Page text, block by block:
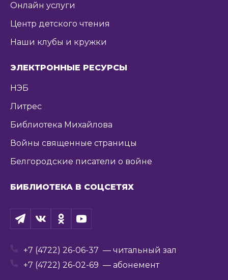
Онлайн услуги
Центр детского чтения
Наши клубы и кружки
ЭЛЕКТРОННЫЕ РЕСУРСЫ
НЭБ
Литрес
Библиотека Михайлова
Войны священные страницы
Белгородские писатели о войне
БИБЛИОТЕКА В СОЦСЕТЯХ
+7 (4722) 26-06-37 — читальный зал
+7 (4722) 26-02-69 — абонемент